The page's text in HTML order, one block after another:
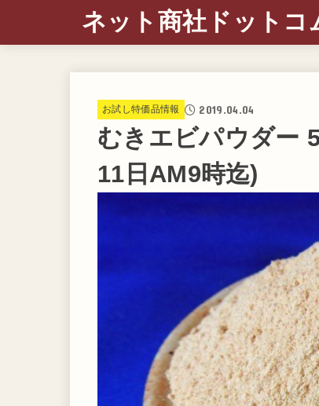
ネット商社ドットコ
お試し特価品情報 2019.04.04
むきエビパウダー
11日AM9時迄)